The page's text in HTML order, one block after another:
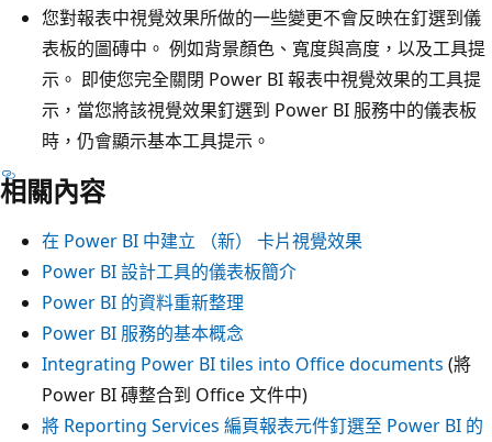
您對報表中視覺效果所做的一些變更不會反映在釘選到儀
表板的圖磚中。 例如背景顏色、寬度與高度，以及工具提
示。 即使您完全關閉 Power BI 報表中視覺效果的工具提
示，當您將該視覺效果釘選到 Power BI 服務中的儀表板
時，仍會顯示基本工具提示。
相關內容
在 Power BI 中建立 （新） 卡片視覺效果
Power BI 設計工具的儀表板簡介
Power BI 的資料重新整理
Power BI 服務的基本概念
Integrating Power BI tiles into Office documents (將
Power BI 磚整合到 Office 文件中)
將 Reporting Services 編頁報表元件釘選至 Power BI 的